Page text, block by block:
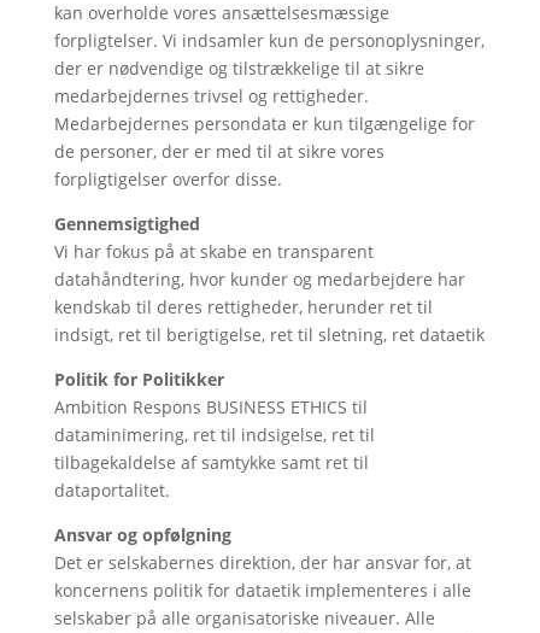
kan overholde vores ansættelsesmæssige
forpligtelser. Vi indsamler kun de personoplysninger,
der er nødvendige og tilstrækkelige til at sikre
medarbejdernes trivsel og rettigheder.
Medarbejdernes persondata er kun tilgængelige for
de personer, der er med til at sikre vores
forpligtigelser overfor disse.
Gennemsigtighed
Vi har fokus på at skabe en transparent
datahåndtering, hvor kunder og medarbejdere har
kendskab til deres rettigheder, herunder ret til
indsigt, ret til berigtigelse, ret til sletning, ret dataetik
Politik for Politikker
Ambition Respons BUSINESS ETHICS til
dataminimering, ret til indsigelse, ret til
tilbagekaldelse af samtykke samt ret til
dataportalitet.
Ansvar og opfølgning
Det er selskabernes direktion, der har ansvar for, at
koncernens politik for dataetik implementeres i alle
selskaber på alle organisatoriske niveauer. Alle